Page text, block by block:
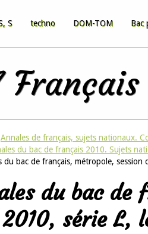
S techno DOM-TOM Bac
Annales de français, sujets nationaux.
du bac de français 2010. Sujets
du bac de français, métropole,
du bac de
série L,